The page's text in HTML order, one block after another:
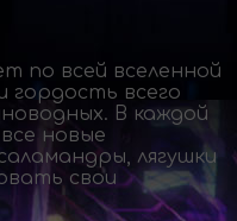
по всей вселенной
гордость всего
В каждой
новые
лягушки
свои